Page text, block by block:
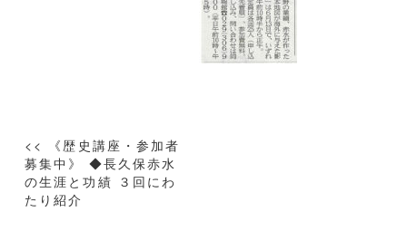
投
稿
ナ
ビ
<< 《歴史講座・参加者
募集中》 ◆長久保赤水
の生涯と功績 ３回にわ
たり紹介